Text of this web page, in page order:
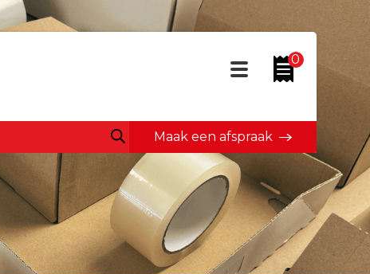
0
Maak een afspraak